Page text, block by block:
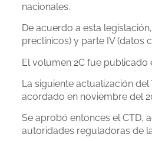
nacionales.
De acuerdo a esta
preclínicos) y parte IV (datos
El volumen 2C fue publicado
La siguiente actualización del
acordado en noviembre del
Se aprobó entonces el CTD,
autoridades reguladoras de